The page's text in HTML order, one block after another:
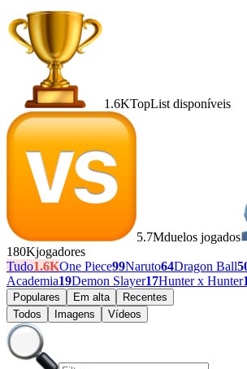
1.6KTopList disponíveis
5.7Mduelos jogados
180Kjogadores
Tudo1.6KOne Piece99Naruto64Dragon Ball
Academia19Demon Slayer17Hunter x Hunter
Populares Em alta
Recentes
Todos
Imagens Vídeos